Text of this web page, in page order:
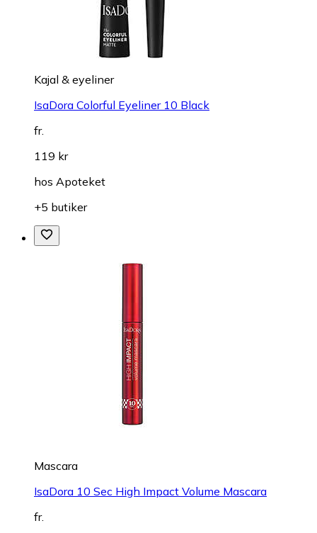
Kajal & eyeliner
IsaDora Colorful Eyeliner 10 Black
fr.
119 kr
hos Apoteket
+5 butiker
Mascara
IsaDora 10 Sec High Impact Volume Mascara
fr.